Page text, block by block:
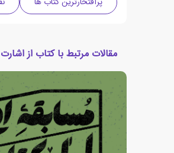
مقالات مرتبط با کتاب از